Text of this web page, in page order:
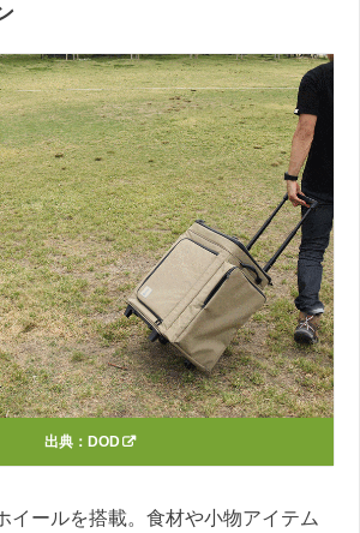
出典： DOD
イールを搭載。食材や小物アイテム